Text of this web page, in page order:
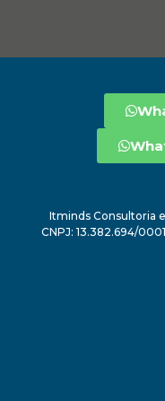
Itminds Consultoria
CNPJ: 13.382.694/